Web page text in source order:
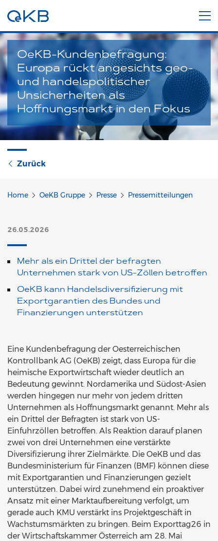
OeKB-Kundenbefragung:
Europa rückt angesichts geo-
und handelspolitischer
Unsicherheiten als
Hoffnungsmarkt in den Fokus
Zurück
Home OeKB Gruppe Presse Pressemitteilungen
26.05.2026
Mehr als ein Drittel der befragten
Unternehmen stark von US-Zöllen betroffen
OeKB kann Handelsdiversifizierung mit
Exportgarantien des Bundes und
Finanzierungen unterstützen
Eine Kundenbefragung der Oesterreichischen
Kontrollbank AG (OeKB) zeigt, dass Europa für die
heimische Exportwirtschaft wieder deutlich an
Bedeutung gewinnt. Nordamerika und Südost-Asien
werden hingegen nur mehr von jedem dritten
Unternehmen als Hoffnungsmarkt genannt. Mehr als
ein Drittel der Befragten ist stark von US-
Einfuhrzöllen betroffen. Als Reaktion darauf planen
zwei von drei Unternehmen eine verstärkte
Diversifizierung ihrer Zielmärkte. Die OeKB und das
Bundesministerium für Finanzen (BMF) können diese
mit Exportgarantien und Finanzierungen gezielt
unterstützen. Dabei wird zunehmend ein proaktiver
Ansatz mit einer Marktaufbereitung verfolgt, um
gerade auch KMU verstärkt ins Projektgeschäft in
Wachstumsmärkten zu bringen. Beim Exporttag26 in
der Wirtschaftskammer Österreich am 28. Mai